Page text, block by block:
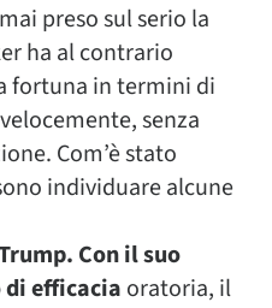
preso sul serio la
ha al contrario
fortuna in termini di
senza
Com’è stato
individuare alcune
Con il suo
efficacia oratoria, il